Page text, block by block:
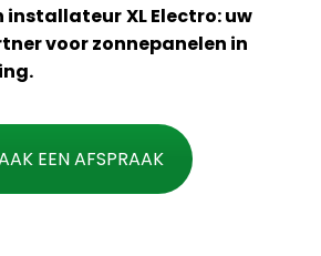
installateurXL Electro: uw
voor zonnepanelen in
EEN AFSPRAAK